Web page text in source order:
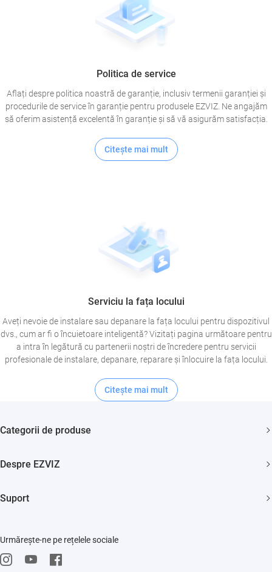
Politica de service
Aflați despre politica noastră de garanție, inclusiv termenii garanției și
procedurile de service în garanție pentru produsele EZVIZ. Ne angajăm
să oferim asistență excelentă în garanție și să vă asigurăm satisfacția.
Citeşte mai mult
Serviciu la fața locului
Aveți nevoie de instalare sau depanare la fața locului pentru dispozitivul
dvs., cum ar fi o încuietoare inteligentă? Vizitați pagina următoare pentru
a intra în legătură cu partenerii noștri de încredere pentru servicii
profesionale de instalare, depanare, reparare și înlocuire la fața locului.
Citeşte mai mult
Categorii de produse
Smart home
Despre EZVIZ
Trust Center
Suport
Repair Service
Urmărește-ne pe rețelele sociale